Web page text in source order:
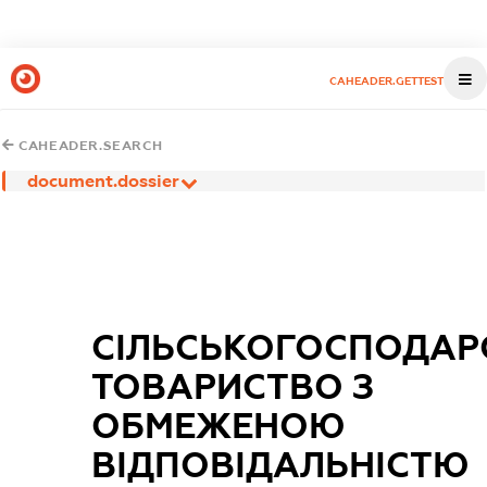
CAHEADER.GETTEST
CAHEADER.SEARCH
document.dossier
ТОВАРИСТВО З
ОБМЕЖЕНОЮ
ВІДПОВІДАЛЬНІСТЮ